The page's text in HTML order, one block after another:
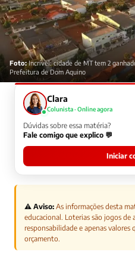
Foto:Incrível: cidade de MT tem 2
Prefeitura de Dom Aquino
Clara
Colunista · Online agora
Dúvidas sobre essa matéria?
Fale comigo que explico 💬
Iniciar
⚠️ Aviso: As informações desta
educacional. Loterias são jogos
responsabilidade e apenas valores
orçamento.